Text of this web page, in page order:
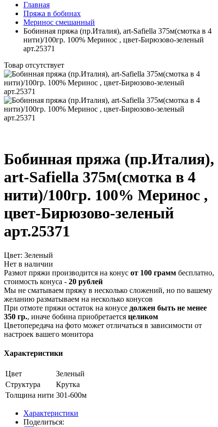
Главная
Пряжа в бобинах
Меринос смешанный
Бобинная пряжа (пр.Италия), art-Safiella 375м(смотка в 4
нити)/100гр. 100% Меринос , цвет-Бирюзово-зеленый
арт.25371
Товар отсутствует
Бобинная пряжа (пр.Италия),
art-Safiella 375м(смотка в 4
нити)/100гр. 100% Меринос ,
цвет-Бирюзово-зеленый
арт.25371
Цвет: Зеленый
Нет в наличии
Размот пряжи производится на конус от 100 грамм бесплатно,
стоимость конуса - 20 рублей
Мы не сматываем пряжу в несколько сложений, но по вашему
желанию разматываем на несколько конусов
При отмоте пряжи остаток на конусе должен быть не менее
350 гр., иначе бобина приобретается целиком
Цветопередача на фото может отличаться в зависимости от
настроек вашего монитора
Характеристики
Цвет
Зеленый
Структура
Крутка
Толщина нити 301-600м
Характеристики
Поделиться: